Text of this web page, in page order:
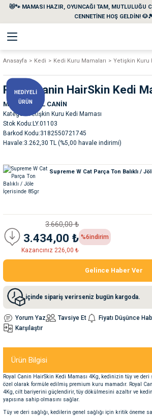
😻🐾 MAMASI HAZIR, OYUNCAĞI TAM, MUTLULUĞU
CENNETİNE HOŞ GELDİN!
Geri Dön
Geri Dön
Temizlik Ürünleri
Su Kabları
Kemikleri
Geri Dön
Geri Dön
Geri Dön
Geri Dön
Anasayfa Kedi Kedi Kuru Mamaları Yetişkin Kuru
HEDİYELİ
ÜRÜN
Royal Canin HairSkin Kedi
Marka ROYAL CANİN
Kategori
Yetişkin Kuru Kedi Maması
Stok Kodu LY.01103
Barkod Kodu 3182550721745
Havale 3.262,30 TL (%5,00 havale indirimi)
Supreme W Cat Parça Ton Balıklı /
3.660,00 ₺
3.434,00 ₺
Kazancınız 226,00 ₺
%6indirim
Gelince Haber Ver
içinde sipariş verirseniz bugün kargoda.
Yorum Yaz Tavsiye Et Fiyatı Düşünce
Karşılaştır
Ürün Bilgisi
Royal Canin HairSkin Kedi Maması 4Kg, kedinizin tüy ve deri
özel olarak formüle edilmiş premium kuru mamadır. Royal
4Kg, cilt bariyerini güçlendirir, tüy dökülmesini azaltır ve
yapısına sahip olmasını sağlar.
Tüy ve deri sağlığı, kedilerin genel sağlığı için kritik öneme